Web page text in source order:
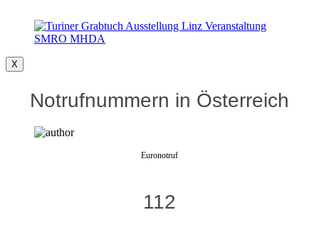
X
Notrufnummern in Österreich
Euronotruf
112